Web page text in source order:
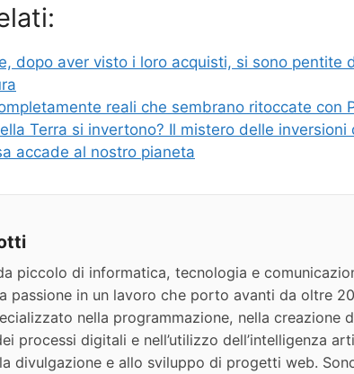
dopo aver visto i loro acquisti, si sono pentite
reali che sembrano ritoccate con
Terra si invertono? Il mistero delle
accade al nostro pianeta
piccolo di informatica, tecnologia e
passione in un lavoro che porto avanti da oltre
nella programmazione, nella creazione
processi digitali e nell’utilizzo dell’intelligenza
divulgazione e allo sviluppo di progetti web.